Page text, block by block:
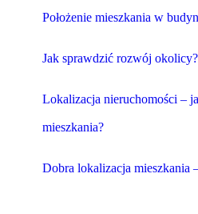
Położenie mieszkania w
Jak sprawdzić rozwój okolicy?
Lokalizacja nieruchomości –
mieszkania?
Dobra lokalizacja mieszkania